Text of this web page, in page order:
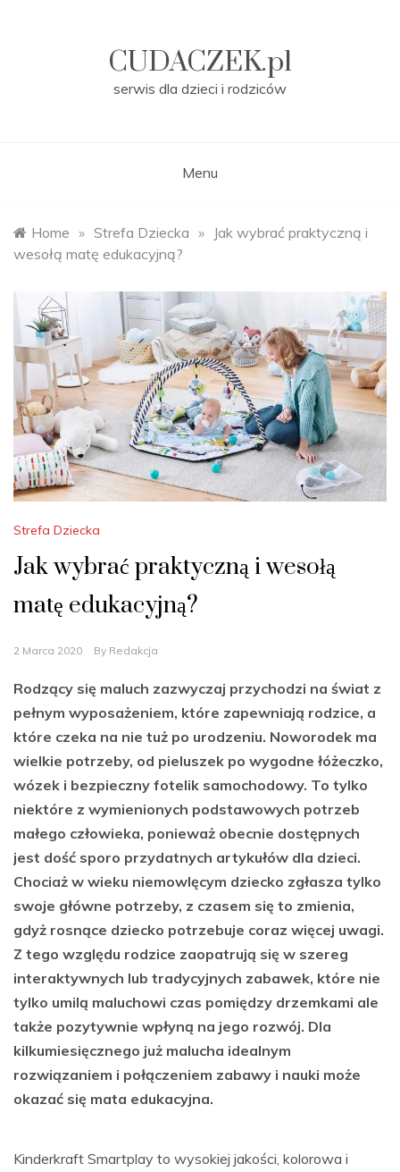
CUDACZEK.pl
serwis dla dzieci i rodziców
Menu
Home » Strefa Dziecka » Jak wybrać praktyczną i
wesołą matę edukacyjną?
Strefa Dziecka
Jak wybrać praktyczną i wesołą
matę edukacyjną?
2 Marca 2020 By Redakcja
Rodzący się maluch zazwyczaj przychodzi na świat z
pełnym wyposażeniem, które zapewniają rodzice, a
które czeka na nie tuż po urodzeniu. Noworodek ma
wielkie potrzeby, od pieluszek po wygodne łóżeczko,
wózek i bezpieczny fotelik samochodowy. To tylko
niektóre z wymienionych podstawowych potrzeb
małego człowieka, ponieważ obecnie dostępnych
jest dość sporo przydatnych artykułów dla dzieci.
Chociaż w wieku niemowlęcym dziecko zgłasza tylko
swoje główne potrzeby, z czasem się to zmienia,
gdyż rosnące dziecko potrzebuje coraz więcej uwagi.
Z tego względu rodzice zaopatrują się w szereg
interaktywnych lub tradycyjnych zabawek, które nie
tylko umilą maluchowi czas pomiędzy drzemkami ale
także pozytywnie wpłyną na jego rozwój. Dla
kilkumiesięcznego już malucha idealnym
rozwiązaniem i połączeniem zabawy i nauki może
okazać się mata edukacyjna.
Kinderkraft Smartplay to wysokiej jakości, kolorowa i